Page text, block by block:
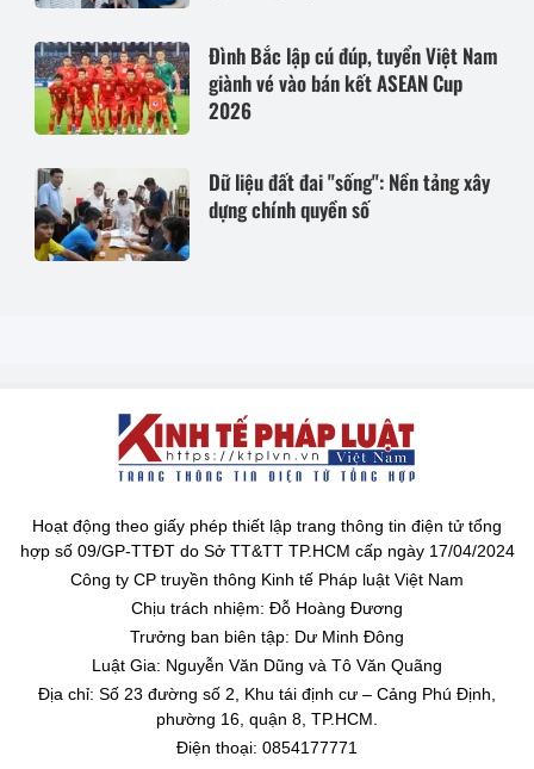
Đình Bắc lập cú đúp, tuyển Việt Nam
giành vé vào bán kết ASEAN Cup
2026
Dữ liệu đất đai "sống": Nền tảng xây
dựng chính quyền số
Hoạt động theo giấy phép thiết lập trang thông tin điện tử tổng
hợp số 09/GP-TTĐT do Sở TT&TT TP.HCM cấp ngày 17/04/2024
Công ty CP truyền thông Kinh tế Pháp luật Việt Nam
Chịu trách nhiệm: Đỗ Hoàng Đương
Trưởng ban biên tập: Dư Minh Đông
Luật Gia: Nguyễn Văn Dũng và Tô Văn Quãng
Địa chỉ: Số 23 đường số 2, Khu tái định cư – Cảng Phú Định,
phường 16, quận 8, TP.HCM.
Điện thoại: 0854177771